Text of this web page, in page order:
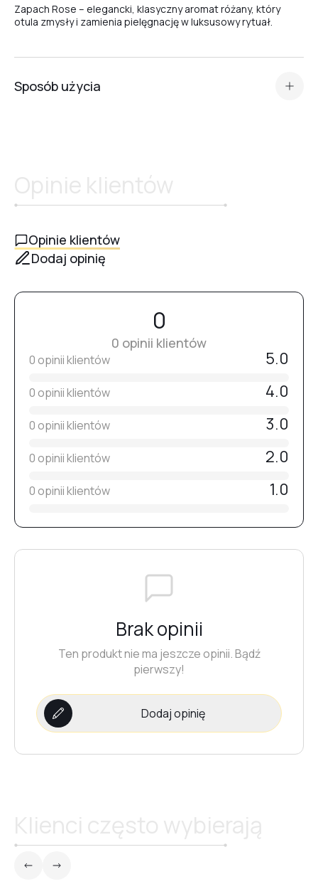
Zapach Rose – elegancki, klasyczny aromat różany, który
otula zmysły i zamienia pielęgnację w luksusowy rytuał.
Sposób użycia
Opinie klientów
Dodaj opinię
0
0 opinii klientów
0 opinii klientów 5.0
0 opinii klientów 4.0
0 opinii klientów 3.0
0 opinii klientów 2.0
0 opinii klientów 1.0
Brak opinii
Ten produkt nie ma jeszcze opinii. Bądź
pierwszy!
Dodaj opinię